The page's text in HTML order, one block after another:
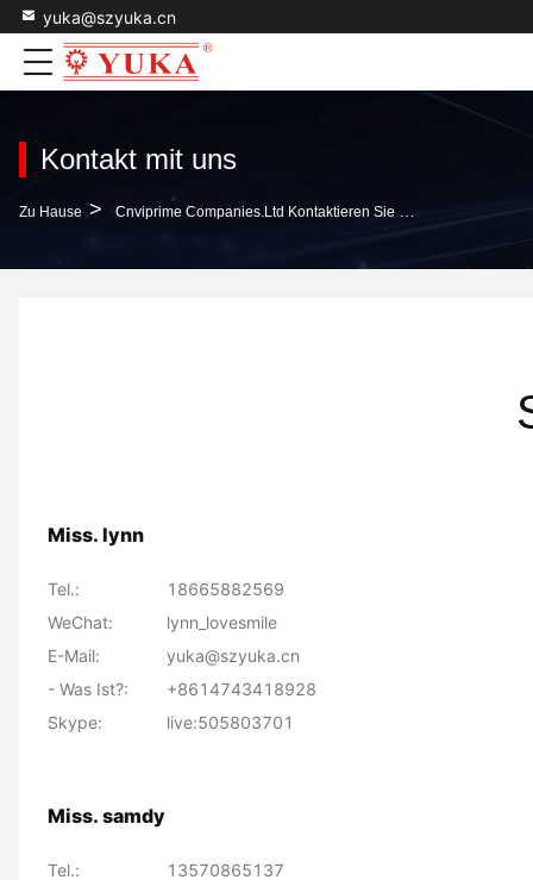
yuka@szyuka.cn
Kontakt mit uns
Zu Hause > Cnviprime Companies.Ltd Kontaktieren Sie Uns
Miss. lynn
Tel.:
18665882569
WeChat:
lynn_lovesmile
E-Mail:
yuka@szyuka.cn
- Was Ist?:
+8614743418928
Skype:
live:505803701
Miss. samdy
Tel.:
13570865137